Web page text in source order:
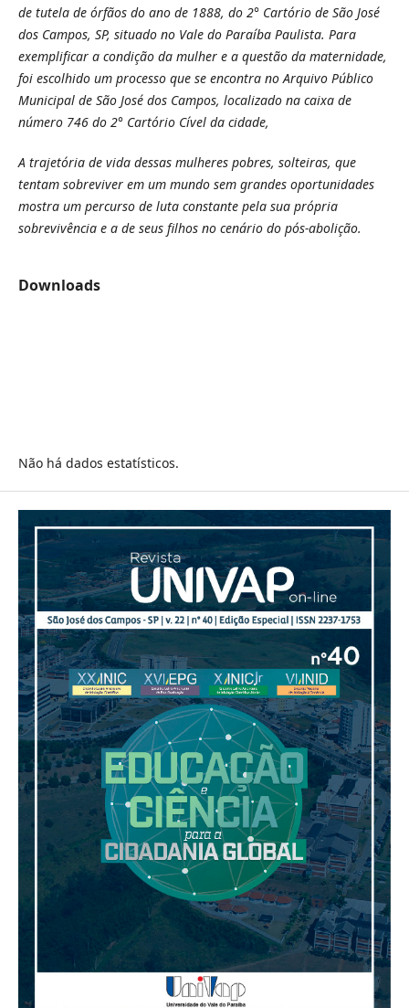
de tutela de órfãos do ano de 1888, do 2° Cartório de São José
dos Campos, SP, situado no Vale do Paraíba Paulista. Para
exemplificar a condição da mulher e a questão da maternidade,
foi escolhido um processo que se encontra no Arquivo Público
Municipal de São José dos Campos, localizado na caixa de
número 746 do 2° Cartório Cível da cidade,
A trajetória de vida dessas mulheres pobres, solteiras, que
tentam sobreviver em um mundo sem grandes oportunidades
mostra um percurso de luta constante pela sua própria
sobrevivência e a de seus filhos no cenário do pós-abolição.
Downloads
Não há dados estatísticos.